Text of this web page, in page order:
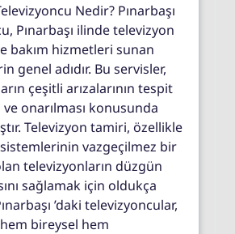
Nedir? Pınarbaşı
Pınarbaşı ilinde televizyon
bakım hizmetleri sunan
genel adıdır. Bu servisler,
çeşitli arızalarının tespit
onarılması konusunda
Televizyon tamiri, özellikle
vazgeçilmez bir
televizyonların düzgün
sağlamak için oldukça
’daki televizyoncular,
hem bireysel hem